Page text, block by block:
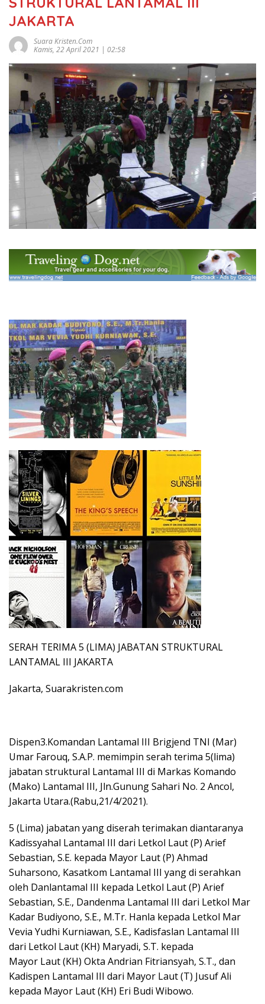
JAKARTA
Suara Kristen.com
Kamis, 22 April 2021 | 02:58
SERAH TERIMA 5 (LIMA) JABATAN STRUKTURAL
LANTAMAL III JAKARTA
Jakarta, Suarakristen.com
Dispen3.Komandan Lantamal III Brigjend TNI (Mar)
Umar Farouq, S.A.P. memimpin serah terima 5(lima)
jabatan struktural Lantamal III di Markas Komando
(Mako) Lantamal III, Jln.Gunung Sahari No. 2 Ancol,
Jakarta Utara.(Rabu,21/4/2021).
5 (Lima) jabatan yang diserah terimakan diantaranya
Kadissyahal Lantamal III dari Letkol Laut (P) Arief
Sebastian, S.E. kepada Mayor Laut (P) Ahmad
Suharsono, Kasatkom Lantamal III yang di serahkan
oleh Danlantamal III kepada Letkol Laut (P) Arief
Sebastian, S.E., Dandenma Lantamal III dari Letkol Mar
Kadar Budiyono, S.E., M.Tr. Hanla kepada Letkol Mar
Vevia Yudhi Kurniawan, S.E., Kadisfaslan Lantamal III
dari Letkol Laut (KH) Maryadi, S.T. kepada
Mayor Laut (KH) Okta Andrian Fitriansyah, S.T., dan
Kadispen Lantamal III dari Mayor Laut (T) Jusuf Ali
kepada Mayor Laut (KH) Eri Budi Wibowo.